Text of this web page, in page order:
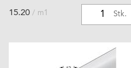
Stk.
15.20 / m1